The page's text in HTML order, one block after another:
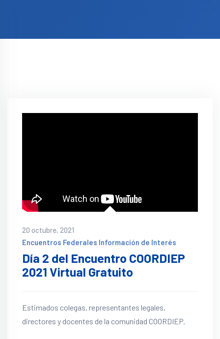
20 octubre, 2021
Encuentros Federales Información de Interés
Día 2 del Encuentro COORDIEP
2021 Virtual Gratuito
Estimados colegas, representantes legales,
directores y docentes de la comunidad COORDIEP.